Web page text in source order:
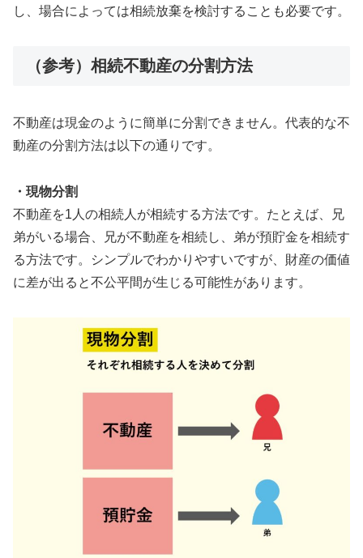
し、場合によっては相続放棄を検討することも必要です。
（参考）相続不動産の分割方法
不動産は現金のように簡単に分割できません。代表的な不
動産の分割方法は以下の通りです。
・現物分割
不動産を1人の相続人が相続する方法です。たとえば、兄
弟がいる場合、兄が不動産を相続し、弟が預貯金を相続す
る方法です。シンプルでわかりやすいですが、財産の価値
に差が出ると不公平間が生じる可能性があります。